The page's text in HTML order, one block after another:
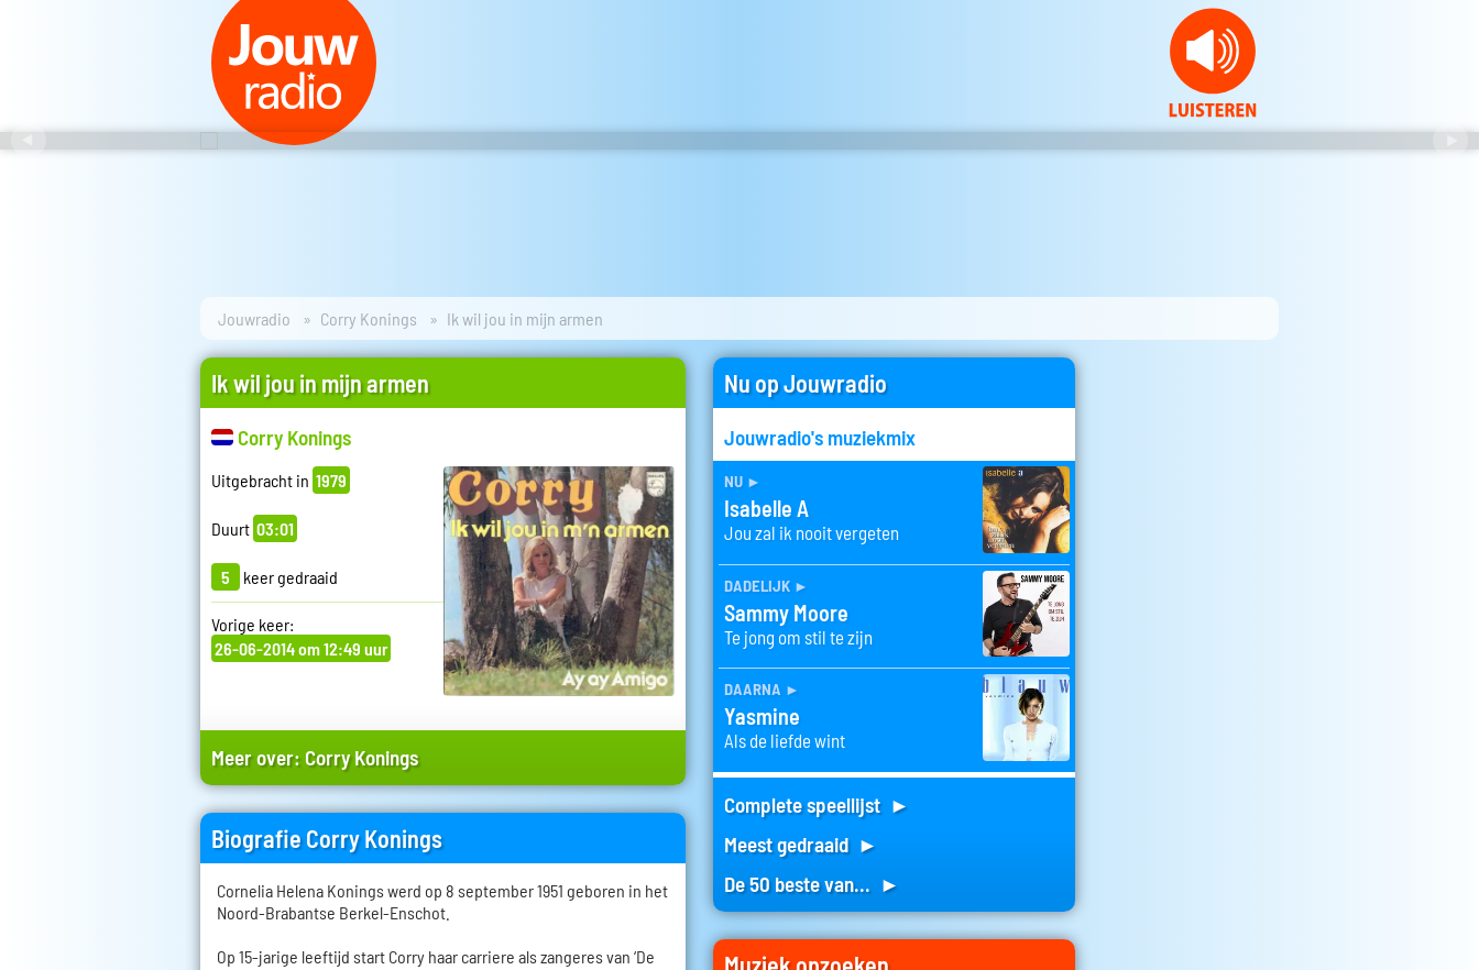
Jouwradio Corry Konings Ik wil jou in mijn armen
Ik wil jou in mijn armen
Corry Konings
Uitgebracht in 1979
Duurt 03:01
5 keer gedraaid
Vorige keer:
26-06-2014 om 12:49 uur
Meer over: Corry Konings
Biografie Corry Konings
Cornelia Helena Konings werd op 8 september 1951 geboren in het
Noord-Brabantse Berkel-Enschot.
Op 15-jarige leeftijd start Corry haar carriere als zangeres van ‘De
Nu op Jouwradio
Jouwradio's muziekmix
nu ►
Isabelle A
Jou zal ik nooit vergeten
dadelijk ►
Sammy Moore
Te jong om stil te zijn
daarna ►
Yasmine
Als de liefde wint
Complete speellijst ►
Meest gedraaid ►
De 50 beste van... ►